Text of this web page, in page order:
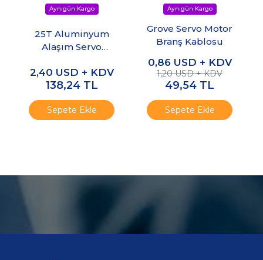
25T Aluminyum
Alaşım Servo
2,40 USD + KDV
138,24 TL
Sepete Ekle
Grove Servo Motor
Branş Kablosu
0,86 USD + KDV
1,20 USD + KDV
49,54 TL
Sepete Ekle